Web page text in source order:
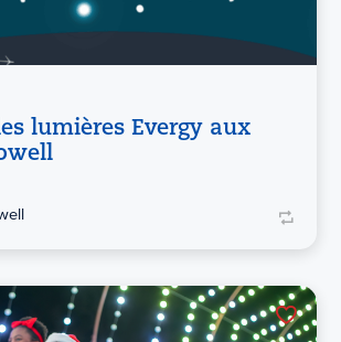
lumières Evergy aux